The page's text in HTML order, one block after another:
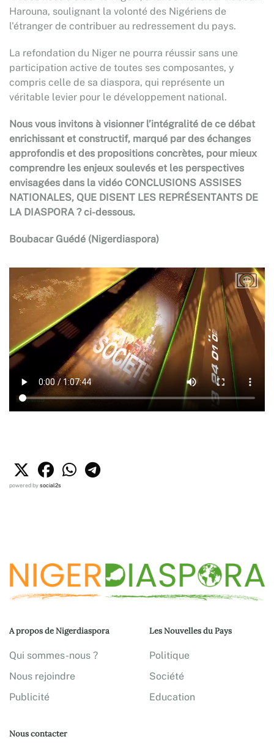
Harouna, soulignant la volonté des Nigériens de
l'étranger de contribuer au redressement du pays.
La refondation du Niger ne pourra réussir sans une
participation active de toutes ses composantes, y
compris celle de sa diaspora, qui représente un
véritable levier pour le développement national.
Nous vous invitons à visionner l’intégralité de ce débat
enrichissant et constructif, marqué par des échanges
approfondis et des propositions concrètes, pour mieux
comprendre les enjeux soulevés et les perspectives
envisagées dans la vidéo CONCLUSIONS ASSISES
NATIONALES, QUE DISENT LES REPRÉSENTANTS DE
LA DIASPORA ? ci-dessous.
Boubacar Guédé (Nigerdiaspora)
powered bysocial2s
A propos de Nigerdiaspora
Qui sommes-nous ?
Nous rejoindre
Publicité
Les Nouvelles du Pays
Politique
Société
Education
Nous contacter